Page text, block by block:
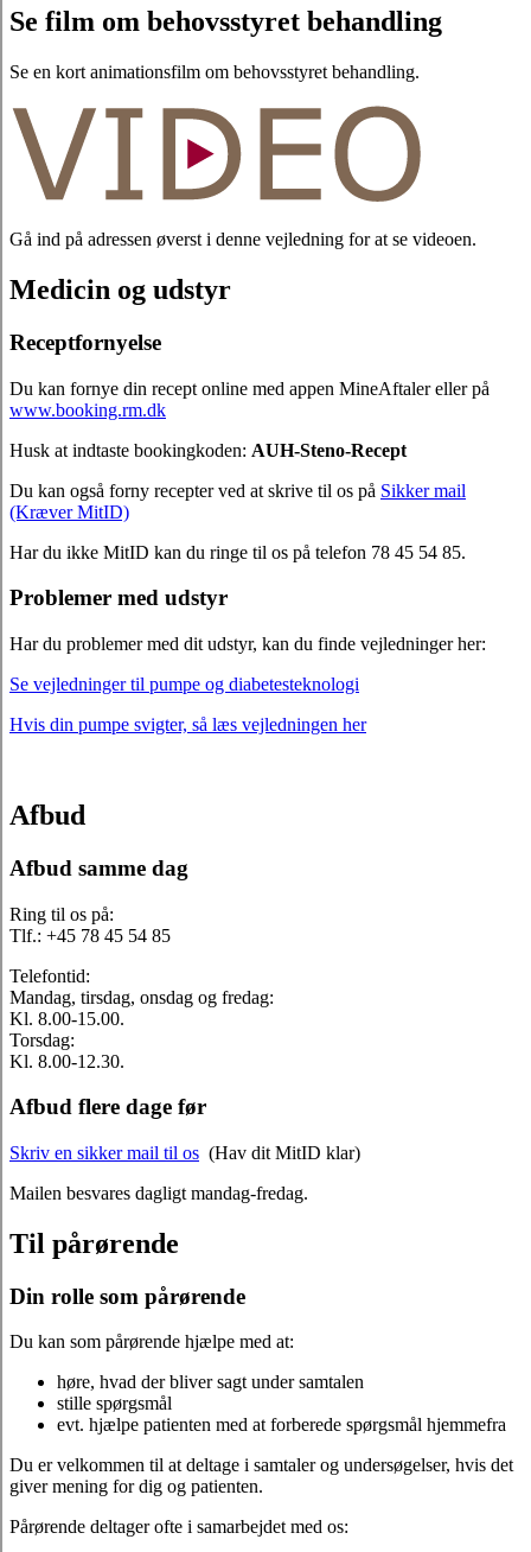
Se film om behovsstyret behandling
Se en kort animationsfilm om behovsstyret behandling.
Gå ind på adressen øverst i denne vejledning for at se videoen.
Medicin og udstyr
Receptfornyelse
Du kan fornye din recept online med appen MineAftaler eller på
www.booking.rm.dk
Husk at indtaste bookingkoden: AUH-Steno-Recept
Du kan også forny recepter ved at skrive til os på Sikker mail
(Kræver MitID)
Har du ikke MitID kan du ringe til os på telefon 78 45 54 85.
Problemer med udstyr
Har du problemer med dit udstyr, kan du finde vejledninger her:
Se vejledninger til pumpe og diabetesteknologi
Hvis din pumpe svigter, så læs vejledningen her
Afbud
Afbud samme dag
Ring til os på:
Tlf.: +45 78 45 54 85
Telefontid:
Mandag, tirsdag, onsdag og fredag:
Kl. 8.00-15.00.
Torsdag:
Kl. 8.00-12.30.
Afbud flere dage før
Skriv en sikker mail til os (Hav dit MitID klar)
Mailen besvares dagligt mandag-fredag.
Til pårørende
Din rolle som pårørende
Du kan som pårørende hjælpe med at:
høre, hvad der bliver sagt under samtalen
stille spørgsmål
evt. hjælpe patienten med at forberede spørgsmål hjemmefra
Du er velkommen til at deltage i samtaler og undersøgelser, hvis det
giver mening for dig og patienten.
Pårørende deltager ofte i samarbejdet med os: